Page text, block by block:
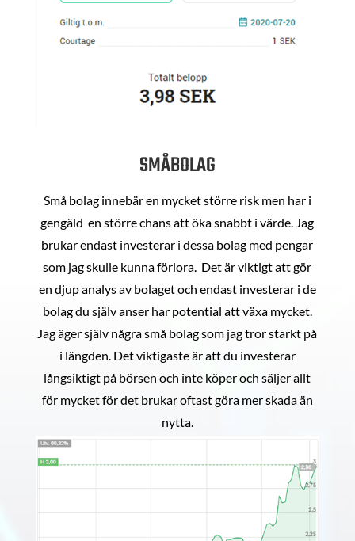
SMÅBOLAG
Små bolag innebär en mycket större risk men har i
gengäld en större chans att öka snabbt i värde. Jag
brukar endast investerar i dessa bolag med pengar
som jag skulle kunna förlora. Det är viktigt att gör
en djup analys av bolaget och endast investerar i de
bolag du själv anser har potential att växa mycket.
Jag äger själv några små bolag som jag tror starkt på
i längden. Det viktigaste är att du investerar
långsiktigt på börsen och inte köper och säljer allt
för mycket för det brukar oftast göra mer skada än
nytta.